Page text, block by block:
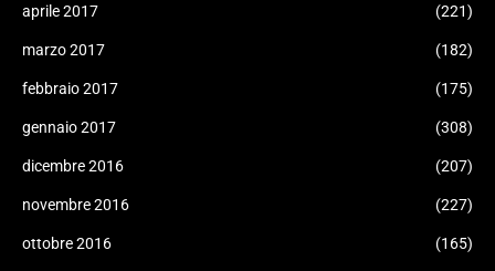
aprile 2017 (221)
marzo 2017 (182)
febbraio 2017 (175)
gennaio 2017 (308)
dicembre 2016 (207)
novembre 2016 (227)
ottobre 2016 (165)